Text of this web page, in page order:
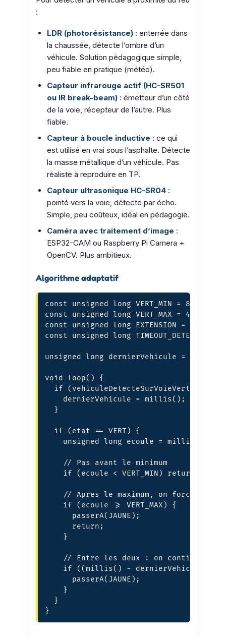
:
LDR (photorésistance) : enterrée dans
la chaussée, détecte l’ombre d’un
véhicule. Solution pédagogique simple,
peu fiable en pratique (météo).
Capteur infrarouge actif (HC-SR501
ou IR break-beam) : émetteur d’un côté
de la voie, récepteur de l’autre. Plus
fiable.
Capteur à boucle inductive : ce qui
est utilisé en vrai sous l’asphalte. Détecte
la masse métallique d’un véhicule. Pas
réaliste à reproduire en TP.
Capteur ultrasonique HC-SR04 :
pointé vers la voie, détecte par écho.
Simple, peu coûteux, idéal en pédagogie.
Caméra avec traitement d’image :
ESP32-CAM ou Raspberry Pi Camera +
OpenCV. Plus ambitieux.
Algorithme adaptatif
const unsigned long VERT_MIN = 8000;
const unsigned long VERT_MAX = 45000;
const unsigned long EXTENSION =
const unsigned long TIMEOUT_DETECT
unsigned long dernierVehicule = 0;
void loop() {
  if (vehiculeDetecteSurVoieVerte()) {
    dernierVehicule = millis();
  }
  if (etat == VERT) {
unsigned long ecoule = millis() -
    // Pas avant le minimum
    if (ecoule < VERT_MIN) return;
// Apres le maximum, on force le
    if (ecoule >= VERT_MAX) {
      passerA(JAUNE);
      return;
    }
// Entre les deux : on continue
if ((millis() - dernierVehicule) >
      passerA(JAUNE);
    }
  }
}